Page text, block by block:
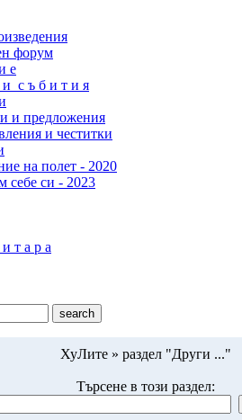
форум
е
с ъ б и т и я
и предложения
и честитки
на полет - 2020
себе си - 2023
т а р а
ХуЛите » раздел "Други ..."
Търсене в този раздел: